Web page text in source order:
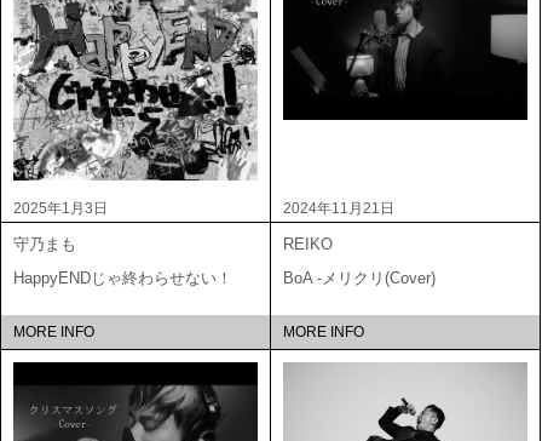
2025年1月3日
守乃まも
HappyENDじゃ終わらせない！
MORE INFO
2024年11月21日
REIKO
BoA -メリクリ(Cover)
MORE INFO